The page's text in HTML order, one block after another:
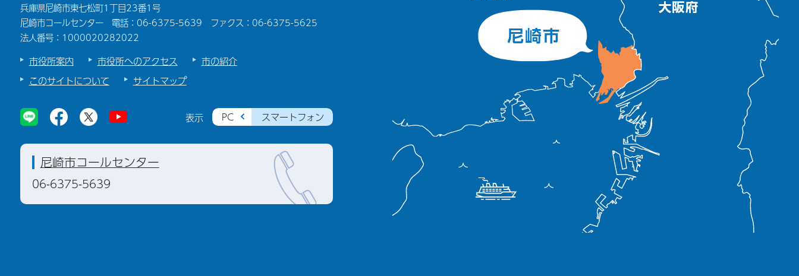
兵庫県尼崎市東七松町1丁目23番1号
尼崎市コールセンター 電話：06-6375-5639 ファクス：06-6375-5625
法人番号：1000020282022
市役所案内 市役所へのアクセス
市の紹介
このサイトについて
サイトマップ
表示 PC スマートフォン
尼崎市コールセンター
06-6375-5639